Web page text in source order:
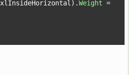
xlInsideHorizontal ).Weight =